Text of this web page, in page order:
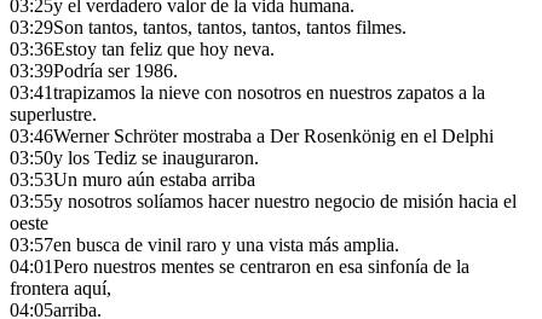
03:25y el verdadero valor de la vida humana.
03:29Son tantos, tantos, tantos, tantos, tantos filmes.
03:36Estoy tan feliz que hoy neva.
03:39Podría ser 1986.
03:41trapizamos la nieve con nosotros en nuestros zapatos a la
superlustre.
03:46Werner Schröter mostraba a Der Rosenkönig en el Delphi
03:50y los Tediz se inauguraron.
03:53Un muro aún estaba arriba
03:55y nosotros solíamos hacer nuestro negocio de misión hacia el
oeste
03:57en busca de vinil raro y una vista más amplia.
04:01Pero nuestros mentes se centraron en esa sinfonía de la
frontera aquí,
04:05arriba.